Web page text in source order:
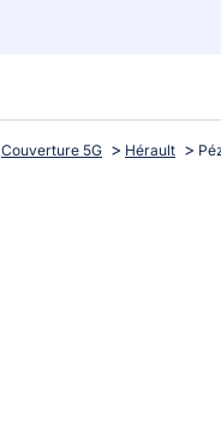
Couverture 5G Hérault